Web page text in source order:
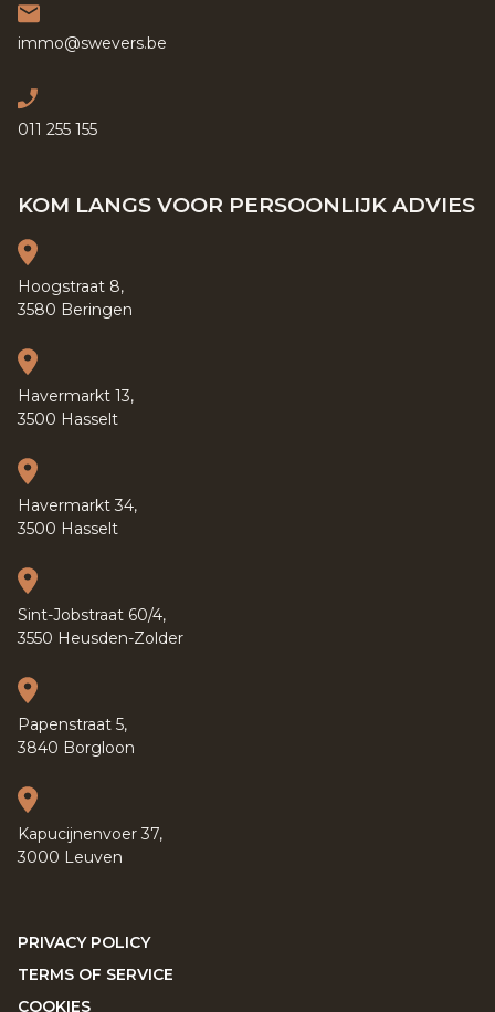
immo@swevers.be
011 255 155
KOM LANGS VOOR PERSOONLIJK ADVIES
Hoogstraat 8,
3580 Beringen
Havermarkt 13,
3500 Hasselt
Havermarkt 34,
3500 Hasselt
Sint-Jobstraat 60/4,
3550 Heusden-Zolder
Papenstraat 5,
3840 Borgloon
Kapucijnenvoer 37,
3000 Leuven
PRIVACY POLICY
TERMS OF SERVICE
COOKIES